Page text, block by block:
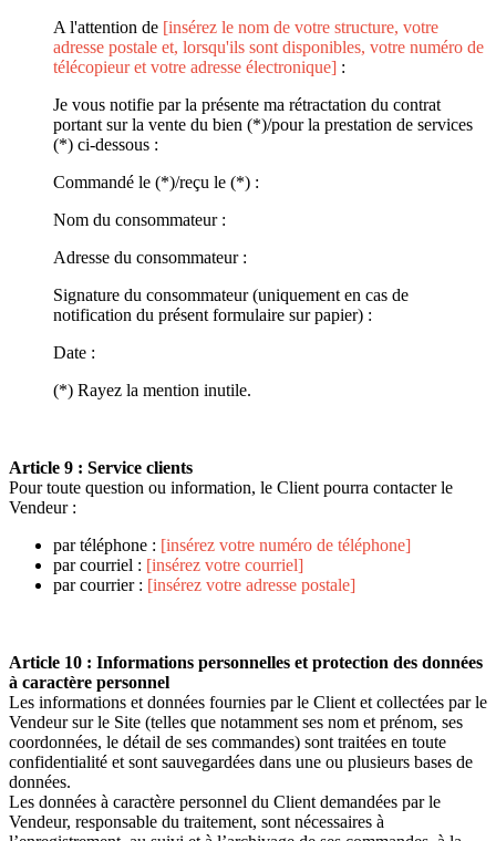
A l'attention de [insérez le nom de votre structure, votre
adresse postale et, lorsqu'ils sont disponibles, votre numéro de
télécopieur et votre adresse électronique] :
Je vous notifie par la présente ma rétractation du contrat
portant sur la vente du bien (*)/pour la prestation de services
(*) ci-dessous :
Commandé le (*)/reçu le (*) :
Nom du consommateur :
Adresse du consommateur :
Signature du consommateur (uniquement en cas de
notification du présent formulaire sur papier) :
Date :
(*) Rayez la mention inutile.
Article 9 : Service clients
Pour toute question ou information, le Client pourra contacter le
Vendeur :
par téléphone : [insérez votre numéro de téléphone]
par courriel : [insérez votre courriel]
par courrier : [insérez votre adresse postale]
Article 10 : Informations personnelles et protection des données
à caractère personnel
Les informations et données fournies par le Client et collectées par le
Vendeur sur le Site (telles que notamment ses nom et prénom, ses
coordonnées, le détail de ses commandes) sont traitées en toute
confidentialité et sont sauvegardées dans une ou plusieurs bases de
données.
Les données à caractère personnel du Client demandées par le
Vendeur, responsable du traitement, sont nécessaires à